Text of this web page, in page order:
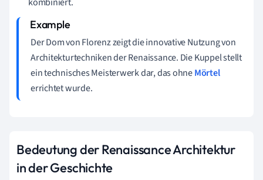
Der Dom von Florenz zeigt die innovative Nutzung von
Architekturtechniken der Renaissance. Die Kuppel stellt
ein technisches Meisterwerk dar, das ohneMörtel
errichtet wurde.
Bedeutung der Renaissance Architektur
in der Geschichte